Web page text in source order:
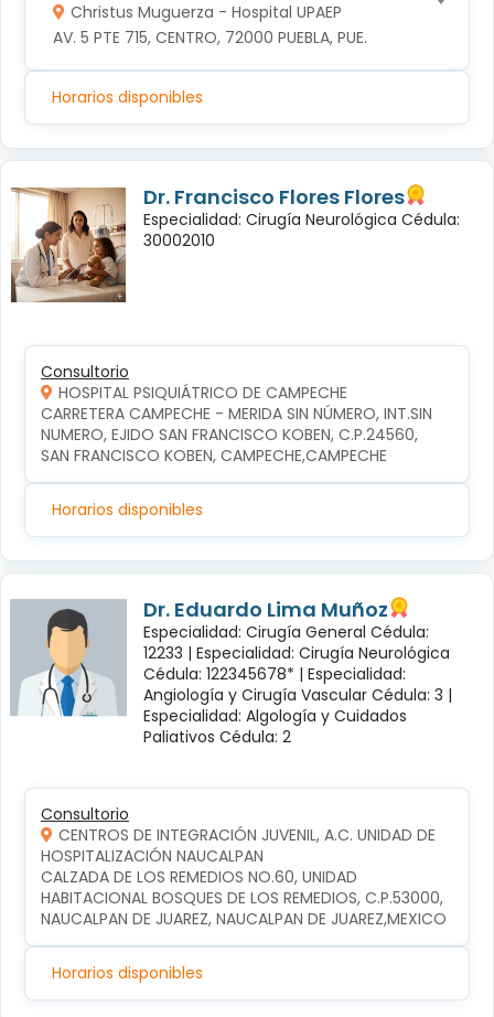
Christus Muguerza - Hospital UPAEP
AV. 5 PTE 715, CENTRO, 72000 PUEBLA, PUE.
Horarios disponibles
Dr. Francisco Flores Flores
Especialidad: Cirugía Neurológica Cédula:
30002010
Consultorio
HOSPITAL PSIQUIÁTRICO DE CAMPECHE
CARRETERA CAMPECHE - MERIDA SIN NÚMERO, INT.SIN
NUMERO, EJIDO SAN FRANCISCO KOBEN, C.P.24560,
SAN FRANCISCO KOBEN, CAMPECHE,CAMPECHE
Horarios disponibles
Dr. Eduardo Lima Muñoz
Especialidad: Cirugía General Cédula:
12233 | Especialidad: Cirugía Neurológica
Cédula: 122345678* | Especialidad:
Angiología y Cirugía Vascular Cédula: 3 |
Especialidad: Algología y Cuidados
Paliativos Cédula: 2
Consultorio
CENTROS DE INTEGRACIÓN JUVENIL, A.C. UNIDAD DE
HOSPITALIZACIÓN NAUCALPAN
CALZADA DE LOS REMEDIOS NO.60, UNIDAD
HABITACIONAL BOSQUES DE LOS REMEDIOS, C.P.53000,
NAUCALPAN DE JUAREZ, NAUCALPAN DE JUAREZ,MEXICO
Horarios disponibles